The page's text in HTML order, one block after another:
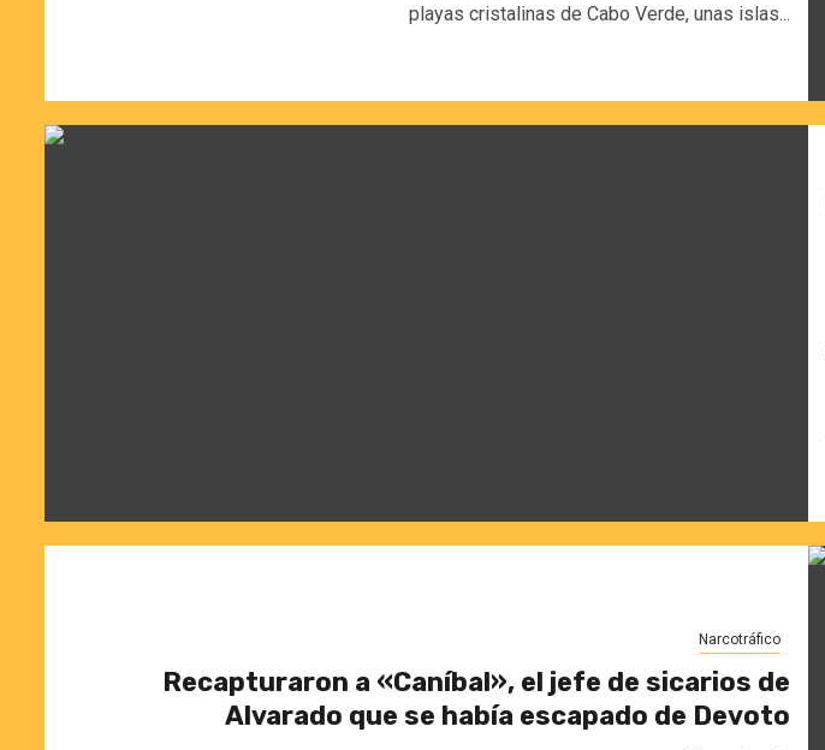
playas cristalinas de Cabo Verde, unas islas...
Narcotráfico
Recapturaron a «Caníbal», el jefe de sicarios de
Alvarado que se había escapado de Devoto